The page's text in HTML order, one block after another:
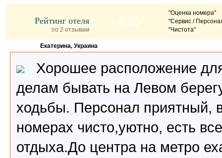
Рейтинг отеля
по 2 отзывам
4,50
"Оценка номера"
"Сервис /
"Чистота"
Екатерина, Украина
Хорошее расположение
делам бывать на Левом
ходьбы. Персонал приятный,
номерах чисто,уютно, есть
отдыха.До центра на метро